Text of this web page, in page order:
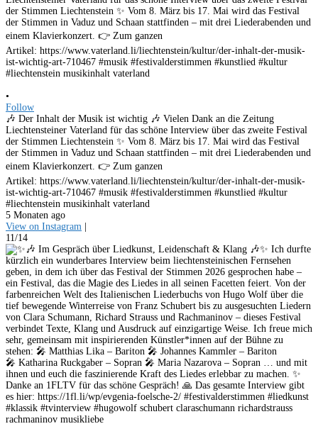
•
Follow
🎶 Der Inhalt der Musik ist wichtig 🎶 Vielen Dank an die Zeitung
Liechtensteiner Vaterland für das schöne Interview über das zweite Festival
der Stimmen Liechtenstein ✨ Vom 8. März bis 17. Mai wird das Festival
der Stimmen in Vaduz und Schaan stattfinden – mit drei Liederabenden und
einem Klavierkonzert. 👉 Zum ganzen
Artikel: https://www.vaterland.li/liechtenstein/kultur/der-inhalt-der-musik-
ist-wichtig-art-710467 #musik #festivalderstimmen #kunstlied #kultur
#liechtenstein musikinhalt vaterland
5 Monaten ago
View on Instagram
11/14